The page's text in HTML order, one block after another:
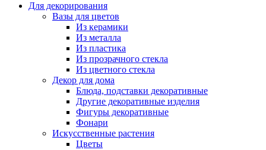
Для декорирования
Вазы для цветов
Из керамики
Из металла
Из пластика
Из прозрачного стекла
Из цветного стекла
Декор для дома
Блюда, подставки декоративные
Другие декоративные изделия
Фигуры декоративные
Фонари
Искусственные растения
Цветы